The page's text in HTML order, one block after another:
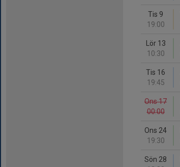
Tis 9
19:00
Lör 13
10:30
Tis 16
19:45
Ons 17
00:00
Ons 24
19:30
Sön 28